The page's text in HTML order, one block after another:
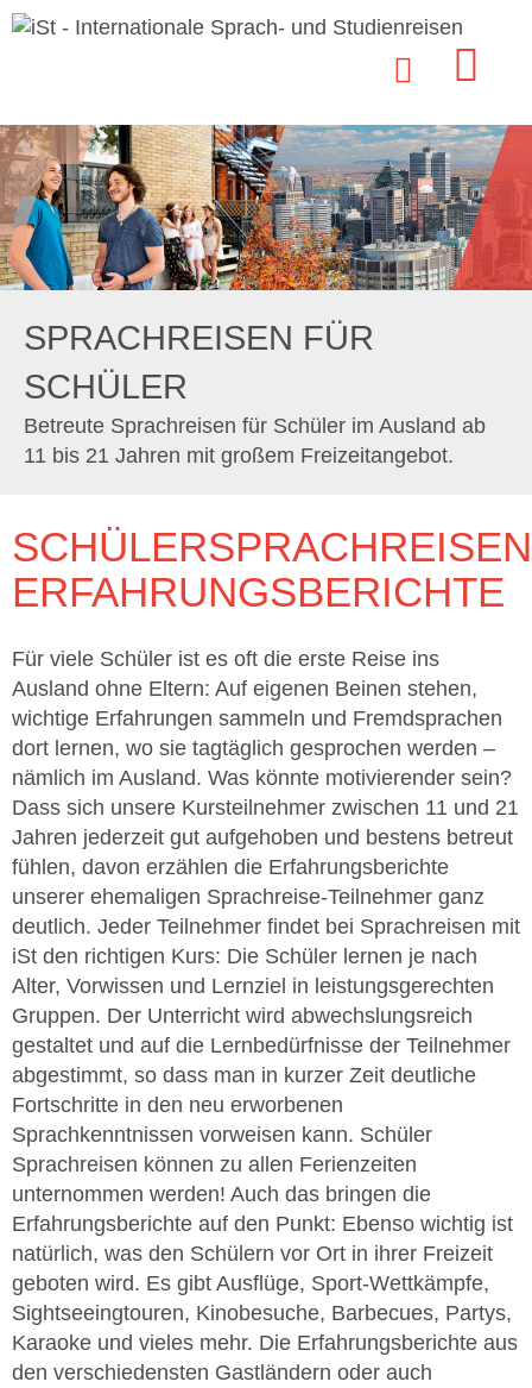
SPRACHREISEN FÜR
SCHÜLER
Betreute Sprachreisen für Schüler im Ausland ab
11 bis 21 Jahren mit großem Freizeitangebot.
SCHÜLERSPRACHREISEN
ERFAHRUNGSBERICHTE
Für viele Schüler ist es oft die erste Reise ins
Ausland ohne Eltern: Auf eigenen Beinen stehen,
wichtige Erfahrungen sammeln und Fremdsprachen
dort lernen, wo sie tagtäglich gesprochen werden –
nämlich im Ausland. Was könnte motivierender sein?
Dass sich unsere Kursteilnehmer zwischen 11 und 21
Jahren jederzeit gut aufgehoben und bestens betreut
fühlen, davon erzählen die Erfahrungsberichte
unserer ehemaligen Sprachreise-Teilnehmer ganz
deutlich. Jeder Teilnehmer findet bei Sprachreisen mit
iSt den richtigen Kurs: Die Schüler lernen je nach
Alter, Vorwissen und Lernziel in leistungsgerechten
Gruppen. Der Unterricht wird abwechslungsreich
gestaltet und auf die Lernbedürfnisse der Teilnehmer
abgestimmt, so dass man in kurzer Zeit deutliche
Fortschritte in den neu erworbenen
Sprachkenntnissen vorweisen kann. Schüler
Sprachreisen können zu allen Ferienzeiten
unternommen werden! Auch das bringen die
Erfahrungsberichte auf den Punkt: Ebenso wichtig ist
natürlich, was den Schülern vor Ort in ihrer Freizeit
geboten wird. Es gibt Ausflüge, Sport-Wettkämpfe,
Sightseeingtouren, Kinobesuche, Barbecues, Partys,
Karaoke und vieles mehr. Die Erfahrungsberichte aus
den verschiedensten Gastländern oder auch